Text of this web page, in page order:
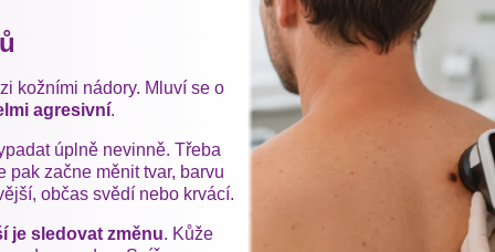
kožními nádory. Mluví se o
agresivní.
úplně nevinně. Třeba
pak začne měnit tvar, barvu
občas svědí nebo krvácí.
je sledovat změnu. Kůže